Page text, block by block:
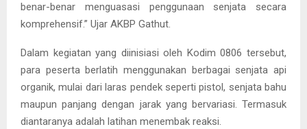
benar-benar menguasasi penggunaan senjata secara
komprehensif.” Ujar AKBP Gathut.
Dalam kegiatan yang diinisiasi oleh Kodim 0806 tersebut,
para peserta berlatih menggunakan berbagai senjata api
organik, mulai dari laras pendek seperti pistol, senjata bahu
maupun panjang dengan jarak yang bervariasi. Termasuk
diantaranya adalah latihan menembak reaksi.